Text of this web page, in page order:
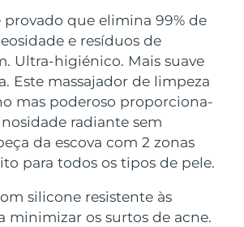
que elimina 99% de
e resíduos de
Ultra-higiénico. Mais suave
Este massajador de limpeza
mas poderoso proporciona-
radiante sem
da escova com 2 zonas
para todos os tipos de pele.
silicone resistente às
minimizar os surtos de acne.
4 Plus
LED heating
4 Men
men, anti-aging massage
2 go
toning on-the-go
2 eyes & lips
line smoothing device
3 kit
facial hydration
3 LED
Cuidado oral
4
silicone sonic toothbrush
4 plus
hybrid silicone sonic toothbrush
ANTIENVELHECIMENTO
Tratamentos LED
NEW
Entrega prevista
Entrega prevista8/13/26
Entrega prevista
Entrega prevista 8/12/26
Entrega prevista 8/12/26